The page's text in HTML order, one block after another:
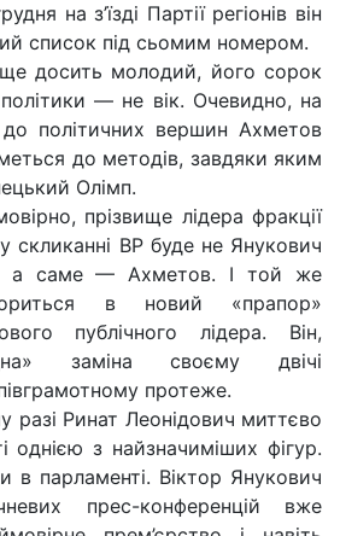
з’їзді Партії регіонів він
список під сьомим номером.
молодий, його сорок
— не вік. Очевидно, на
політичних вершин Ахметов
до методів, завдяки яким
Олімп.
прізвище лідера фракції
скликанні ВР буде не Янукович
а саме — Ахметов. І той же
в новий «прапор»
публічного лідера. Він,
заміна своєму двічі
протеже.
Ринат Леонідович миттєво
однією з найзначиміших фігур.
в парламенті. Віктор Янукович
прес-конференцій вже